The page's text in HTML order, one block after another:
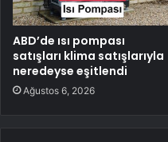
ABD’de ısı pompası
satışları klima satışlarıyla
neredeyse eşitlendi
Ağustos 6, 2026